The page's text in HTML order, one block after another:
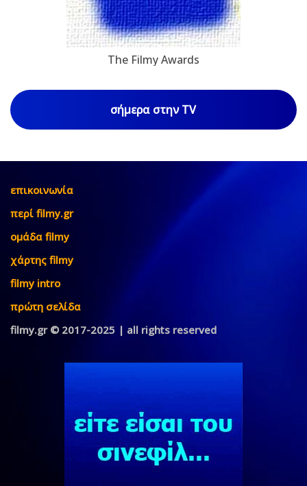
The Filmy Awards
σήμερα στην TV
επικοινωνία
περί filmy.gr
ομάδα filmy
χάρτης filmy
filmy intro
πρώτη σελίδα
filmy.gr © 2017-2025 | all rights reserved